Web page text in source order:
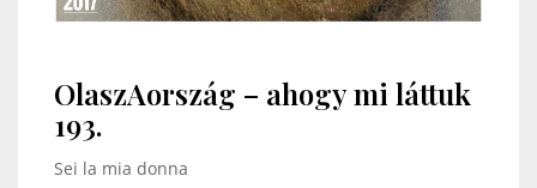
OlaszAország – ahogy mi láttuk
193.
Sei la mia donna